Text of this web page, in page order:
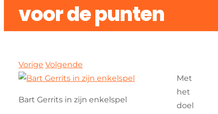
voor de punten
Vorige Volgende
Bart Gerrits in zijn enkelspel
Met
het
doel